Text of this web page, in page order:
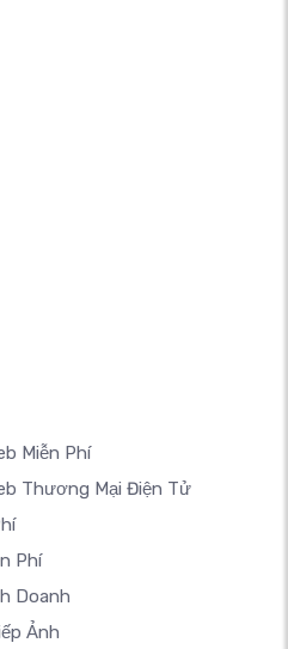
Miễn Phí
Thương Mại Điện Tử
Phí
Doanh
Ảnh